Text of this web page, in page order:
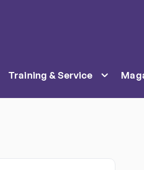
Training & Service